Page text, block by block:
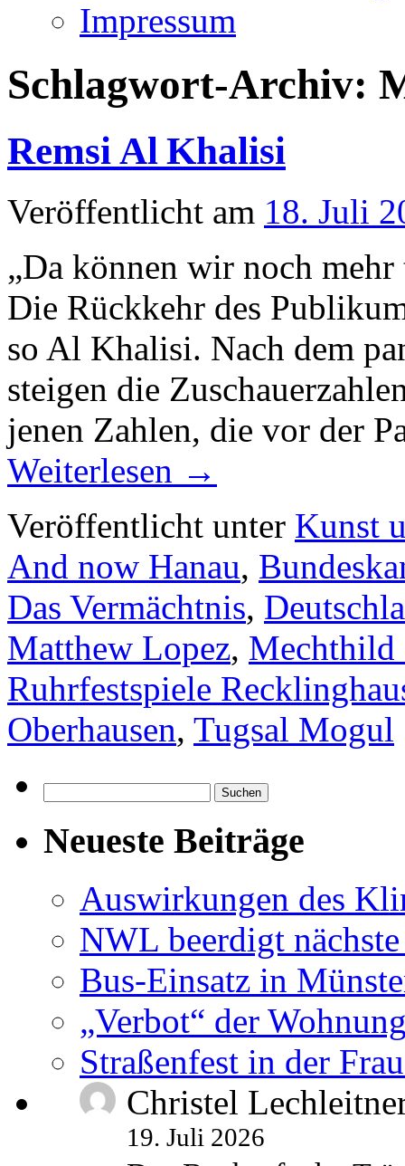
Impressum
Schlagwort-Archiv:
Remsi Al Khalisi
Veröffentlicht am 18. Juli
„Da können wir noch
Die Rückkehr des
so Al Khalisi. Nach dem
steigen die
jenen Zahlen, die vor der
Weiterlesen →
Veröffentlicht unter Kunst
And now Hanau,
Das Vermächtnis,
Matthew Lopez, Mechthild
Ruhrfestspiele
Oberhausen, Tugsal Mogul
nach:
Neueste Beiträge
Auswirkungen des
NWL beerdigt
Bus-Einsatz in
„Verbot“ der
Straßenfest in der
Christel
19. Juli 2026